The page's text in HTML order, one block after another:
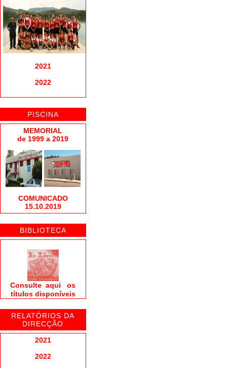
2021
2022
PISCINA
MEMORIAL
de 1999 a 2019
COMUNICADO
15.10.2019
BIBLIOTECA
Consulte aqui os
títulos disponíveis
RELATÓRIOS DA
DIRECÇÃO
2021
2022